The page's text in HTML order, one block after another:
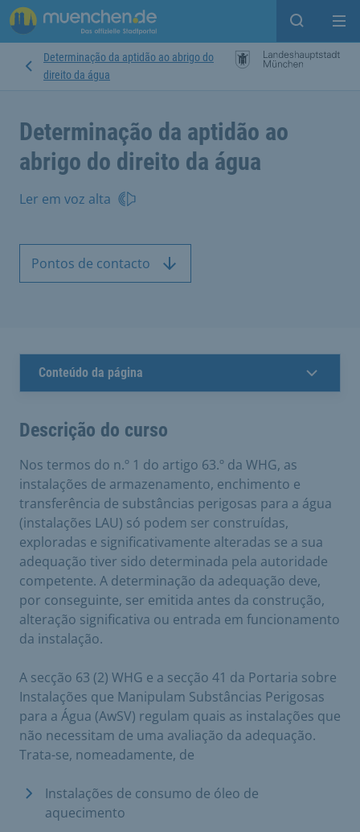
Open
Determinação da aptidão ao abrigo do
direito da água
Determinação da aptidão ao
abrigo do direito da água
Ler em voz alta
Pontos de contacto
Conteúdo da página
Descrição do curso
Nos termos do n.º 1 do artigo 63.º da WHG, as
instalações de armazenamento, enchimento e
transferência de substâncias perigosas para a água
(instalações LAU) só podem ser construídas,
exploradas e significativamente alteradas se a sua
adequação tiver sido determinada pela autoridade
competente. A determinação da adequação deve,
por conseguinte, ser emitida antes da construção,
alteração significativa ou entrada em funcionamento
da instalação.
A secção 63 (2) WHG e a secção 41 da Portaria sobre
Instalações que Manipulam Substâncias Perigosas
para a Água (AwSV) regulam quais as instalações que
não necessitam de uma avaliação da adequação.
Trata-se, nomeadamente, de
Instalações de consumo de óleo de
aquecimento